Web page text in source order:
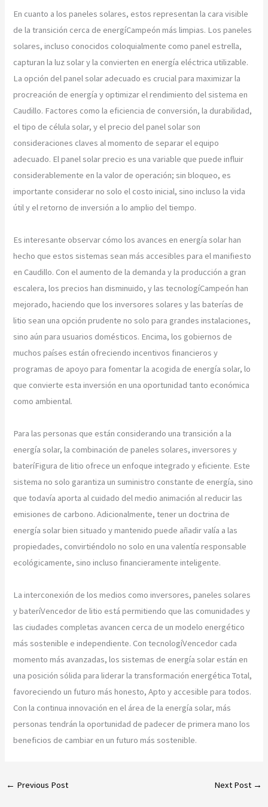
En cuanto a los paneles solares, estos representan la cara visible
de la transición cerca de energíCampeón más limpias. Los paneles
solares, incluso conocidos coloquialmente como panel estrella,
capturan la luz solar y la convierten en energía eléctrica utilizable.
La opción del panel solar adecuado es crucial para maximizar la
procreación de energía y optimizar el rendimiento del sistema en
Caudillo. Factores como la eficiencia de conversión, la durabilidad,
el tipo de célula solar, y el precio del panel solar son
consideraciones claves al momento de separar el equipo
adecuado. El panel solar precio es una variable que puede influir
considerablemente en la valor de operación; sin bloqueo, es
importante considerar no solo el costo inicial, sino incluso la vida
útil y el retorno de inversión a lo amplio del tiempo.
Es interesante observar cómo los avances en energía solar han
hecho que estos sistemas sean más accesibles para el manifiesto
en Caudillo. Con el aumento de la demanda y la producción a gran
escalera, los precios han disminuido, y las tecnologíCampeón han
mejorado, haciendo que los inversores solares y las baterías de
litio sean una opción prudente no solo para grandes instalaciones,
sino aún para usuarios domésticos. Encima, los gobiernos de
muchos países están ofreciendo incentivos financieros y
programas de apoyo para fomentar la acogida de energía solar, lo
que convierte esta inversión en una oportunidad tanto económica
como ambiental.
Para las personas que están considerando una transición a la
energía solar, la combinación de paneles solares, inversores y
bateríFigura de litio ofrece un enfoque integrado y eficiente. Este
sistema no solo garantiza un suministro constante de energía, sino
que todavía aporta al cuidado del medio animación al reducir las
emisiones de carbono. Adicionalmente, tener un doctrina de
energía solar bien situado y mantenido puede añadir valía a las
propiedades, convirtiéndolo no solo en una valentía responsable
ecológicamente, sino incluso financieramente inteligente.
La interconexión de los medios como inversores, paneles solares
y bateríVencedor de litio está permitiendo que las comunidades y
las ciudades completas avancen cerca de un modelo energético
más sostenible e independiente. Con tecnologíVencedor cada
momento más avanzadas, los sistemas de energía solar están en
una posición sólida para liderar la transformación energética Total,
favoreciendo un futuro más honesto, Apto y accesible para todos.
Con la continua innovación en el área de la energía solar, más
personas tendrán la oportunidad de padecer de primera mano los
beneficios de cambiar en un futuro más sostenible.
← Previous Post Next Post →